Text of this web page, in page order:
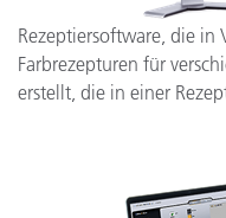
Rezeptiersoftware, die in
Farbrezepturen für
erstellt, die in einer